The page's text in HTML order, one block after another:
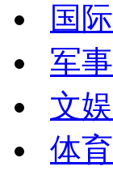
国际
军事
文娱
体育